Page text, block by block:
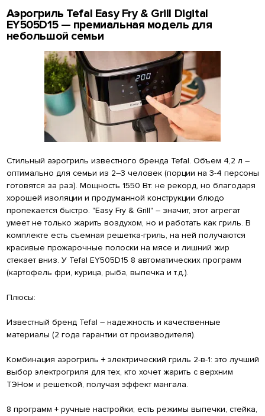
Аэрогриль Tefal Easy Fry & Grill Digital
EY505D15 — премиальная модель для
небольшой семьи
Стильный аэрогриль известного бренда Tefal. Объем 4,2 л –
оптимально для семьи из 2–3 человек (порции на 3-4 персоны
готовятся за раз). Мощность 1550 Вт: не рекорд, но благодаря
хорошей изоляции и продуманной конструкции блюдо
пропекается быстро. "Easy Fry & Grill" – значит, этот агрегат
умеет не только жарить воздухом, но и работать как гриль. В
комплекте есть съемная решетка-гриль, на ней получаются
красивые прожарочные полоски на мясе и лишний жир
стекает вниз. У Tefal EY505D15 8 автоматических программ
(картофель фри, курица, рыба, выпечка и т.д.).
Плюсы:
Известный бренд Tefal – надежность и качественные
материалы (2 года гарантии от производителя).
Комбинация аэрогриль + электрический гриль 2-в-1: это лучший
выбор электрогриля для тех, кто хочет жарить с верхним
ТЭНом и решеткой, получая эффект мангала.
8 программ + ручные настройки; есть режимы выпечки, стейка,